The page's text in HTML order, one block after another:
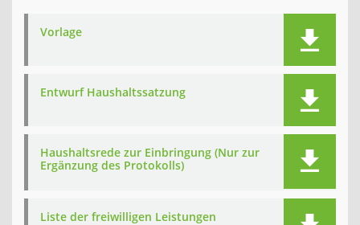
Vorlage
Entwurf Haushaltssatzung
Haushaltsrede zur Einbringung (Nur zur
Ergänzung des Protokolls)
Liste der freiwilligen Leistungen